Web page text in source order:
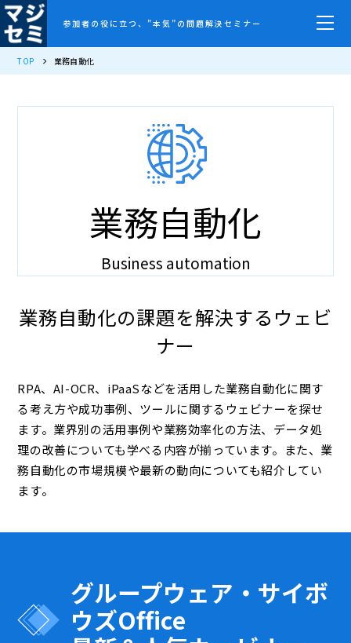
参加者の役に立つ、”本気”の問題解決セミナー
TOP 業務自動化
業務自動化
Business automation
業務自動化の課題を解決するウェビ
ナー
RPA、AI-OCR、iPaaSなどを活用した業務自動化に関す
る考え方や成功事例、ツールに関するウェビナーを探せ
ます。業界別の活用事例や業務効率化の方法、データ処
理の改善についても学べる内容が揃っています。また、業
務自動化の市場規模や最新の動向についても紹介してい
ます。
グループウェア・サイボ
ウズOffice